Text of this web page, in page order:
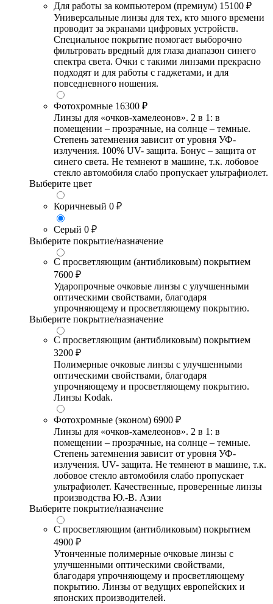
Для работы за компьютером (премиум) 15100 ₽
Универсальные линзы для тех, кто много времени
проводит за экранами цифровых устройств.
Специальное покрытие помогает выборочно
фильтровать вредный для глаза диапазон синего
спектра света. Очки с такими линзами прекрасно
подходят и для работы с гаджетами, и для
повседневного ношения.
Фотохромные 16300 ₽
Линзы для «очков-хамелеонов». 2 в 1: в
помещении – прозрачные, на солнце – темные.
Степень затемнения зависит от уровня УФ-
излучения. 100% UV- защита. Бонус – защита от
синего света. Не темнеют в машине, т.к. лобовое
стекло автомобиля слабо пропускает ультрафиолет.
Выберите цвет
Коричневый 0 ₽
Серый 0 ₽
Выберите покрытие/назначение
С просветляющим (антибликовым) покрытием
7600 ₽
Ударопрочные очковые линзы с улучшенными
оптическими свойствами, благодаря
упрочняющему и просветляющему покрытию.
Выберите покрытие/назначение
С просветляющим (антибликовым) покрытием
3200 ₽
Полимерные очковые линзы с улучшенными
оптическими свойствами, благодаря
упрочняющему и просветляющему покрытию.
Линзы Kodak.
Фотохромные (эконом) 6900 ₽
Линзы для «очков-хамелеонов». 2 в 1: в
помещении – прозрачные, на солнце – темные.
Степень затемнения зависит от уровня УФ-
излучения. UV- защита. Не темнеют в машине, т.к.
лобовое стекло автомобиля слабо пропускает
ультрафиолет. Качественные, проверенные линзы
производства Ю.-В. Азии
Выберите покрытие/назначение
С просветляющим (антибликовым) покрытием
4900 ₽
Утонченные полимерные очковые линзы с
улучшенными оптическими свойствами,
благодаря упрочняющему и просветляющему
покрытию. Линзы от ведущих европейских и
японских производителей.